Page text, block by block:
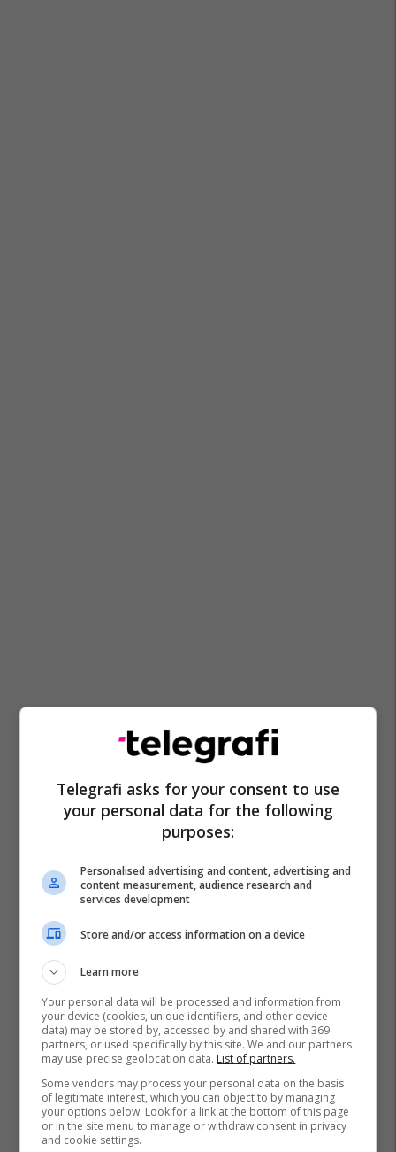
Telegrafi asks for your consent to use
your personal data for the following
purposes:
Personalised advertising and content, advertising and
content measurement, audience research and
services development
Store and/or access information on a device
Learn more
Your personal data will be processed and information from
your device (cookies, unique identifiers, and other device
data) may be stored by, accessed by and shared with 369
partners, or used specifically by this site. We and our partners
may use precise geolocation data. List of partners.
Some vendors may process your personal data on the basis
of legitimate interest, which you can object to by managing
your options below. Look for a link at the bottom of this page
or in the site menu to manage or withdraw consent in privacy
and cookie settings.